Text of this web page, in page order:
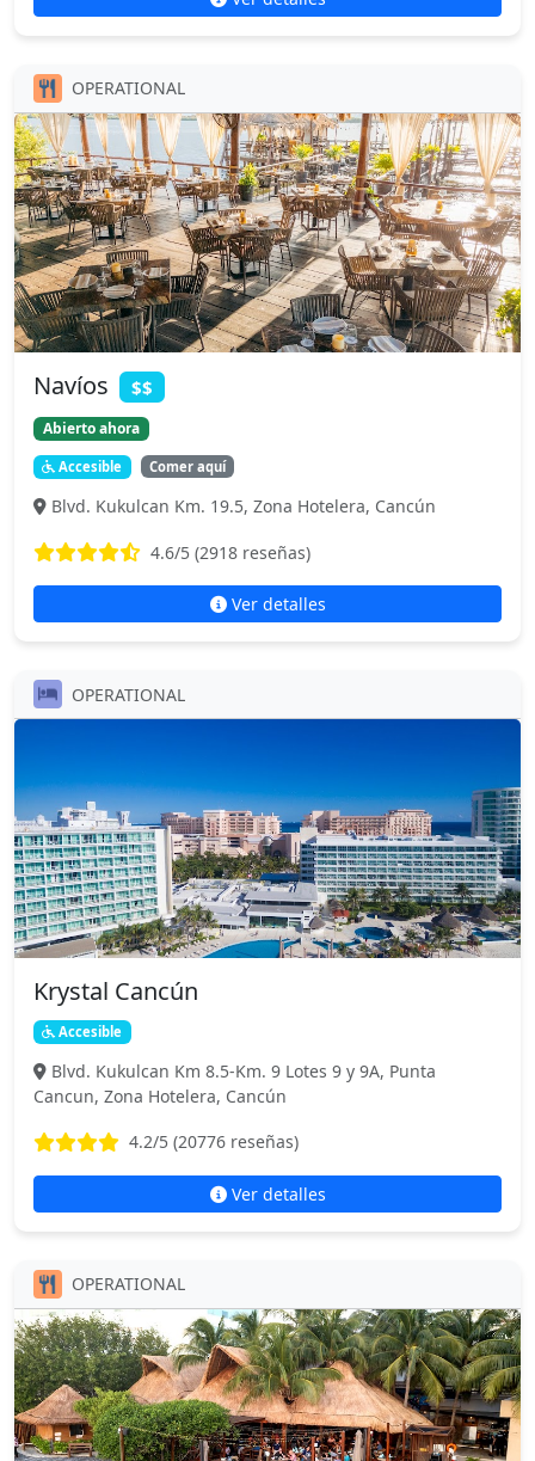
OPERATIONAL
Navíos $$
Abierto ahora
Accesible Comer aquí
Blvd. Kukulcan Km. 19.5, Zona Hotelera, Cancún
4.6/5 (2918 reseñas)
Ver detalles
OPERATIONAL
Krystal Cancún
Accesible
Blvd. Kukulcan Km 8.5-Km. 9 Lotes 9 y 9A, Punta
Cancun, Zona Hotelera, Cancún
4.2/5 (20776 reseñas)
Ver detalles
OPERATIONAL